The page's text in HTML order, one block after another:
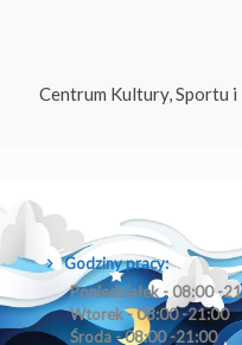
Centrum Kultury, Sportu i
Godziny pracy:
Poniedziałek - 08:00 -
Wtorek - 08:00 -21:00
Środa - 08:00 -21:00